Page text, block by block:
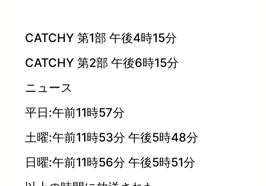
CATCHY 第1部 午後4時15分
CATCHY 第2部 午後6時15分
ニュース
平日:午前11時57分
土曜:午前11時53分 午後5時48分
日曜:午前11時56分 午後5時51分